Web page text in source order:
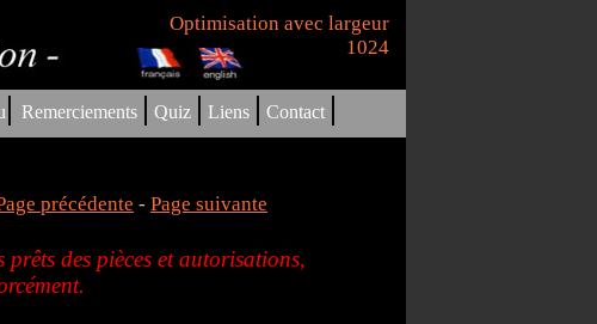
Optimisation avec largeur
1024
| Remerciements | Quiz | Liens | Contact |
précédente - Page suivante
des pièces et autorisations,